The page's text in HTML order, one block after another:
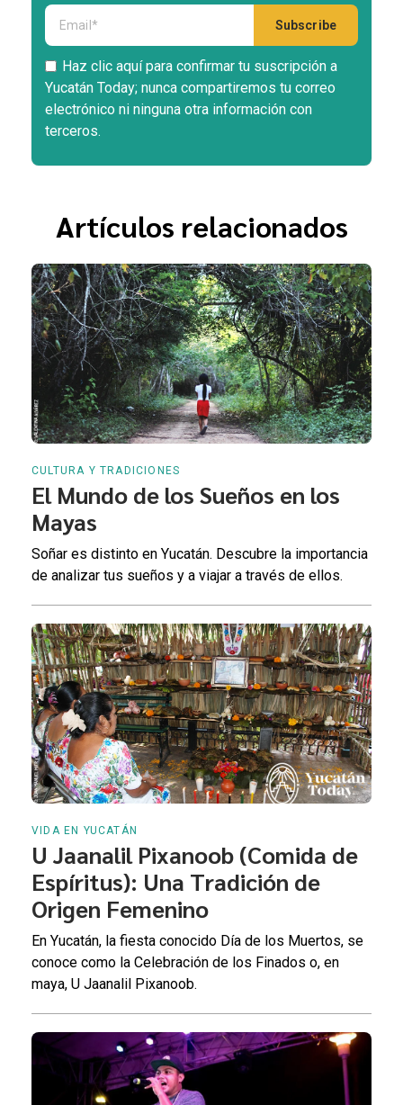
Haz clic aquí para confirmar tu suscripción a
Yucatán Today; nunca compartiremos tu correo
electrónico ni ninguna otra información con
terceros.
Artículos relacionados
CULTURA Y TRADICIONES
El Mundo de los Sueños en los
Mayas
Soñar es distinto en Yucatán. Descubre la importancia
de analizar tus sueños y a viajar a través de ellos.
VIDA EN YUCATÁN
U Jaanalil Pixanoob (Comida de
Espíritus): Una Tradición de
Origen Femenino
En Yucatán, la fiesta conocido Día de los Muertos, se
conoce como la Celebración de los Finados o, en
maya, U Jaanalil Pixanoob.